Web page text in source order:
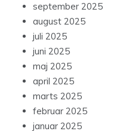
september 2025
august 2025
juli 2025
juni 2025
maj 2025
april 2025
marts 2025
februar 2025
januar 2025